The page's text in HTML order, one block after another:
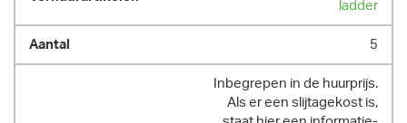
ladder
5
Inbegrepen in de huurprijs.
Als er een slijtagekost is,